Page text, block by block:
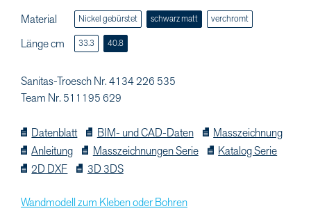
Material
Nickel gebürstet schwarz matt verchromt
Länge cm 33.3 40.8
Sanitas-Troesch Nr. 4134 226 535
Team Nr. 511195 629
Datenblatt BIM- und CAD-Daten
Masszeichnung
Anleitung
Masszeichnungen Serie
Katalog Serie
2D DXF
3D 3DS
Wandmodell zum Kleben oder Bohren